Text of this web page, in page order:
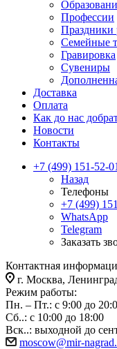
Профессии
Праздники
Семейные
Гравировка
Сувениры
Доставка
Оплата
Как до нас
Новости
Контакты
+7 (499) 151-52-01
Назад
Телефоны
+7 (499)
WhatsApp
Telegram
Заказать
Контактная
г. Москва,
Режим работы:
Пн. – Пт.: с 9:00 до
Сб..: с 10:00 до 18:00
Вск..: выходной до
moscow@mir-